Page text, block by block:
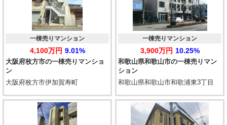
大阪府枚方市の一棟売りマンショ
ン
一棟売りマンション
4,100万円 9.01%
大阪府枚方市伊加賀寿町
和歌山県和歌山市の一棟売りマン
ション
一棟売りマンション
3,900万円 10.25%
和歌山県和歌山市和歌浦東3丁目